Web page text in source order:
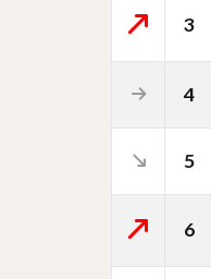
3
4
5
6